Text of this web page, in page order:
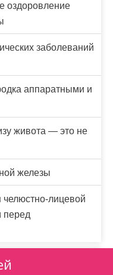
оздоровление
заболеваний
аппаратными и
живота — это не
железы
лицевой
перед